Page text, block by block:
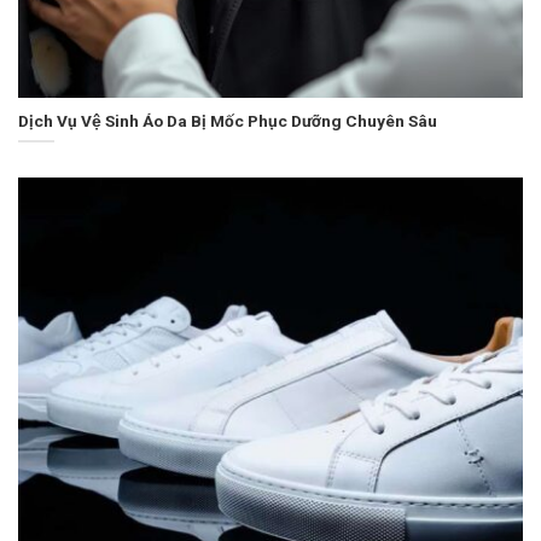
Dịch Vụ Vệ Sinh Áo Da Bị Mốc Phục Dưỡng Chuyên Sâu